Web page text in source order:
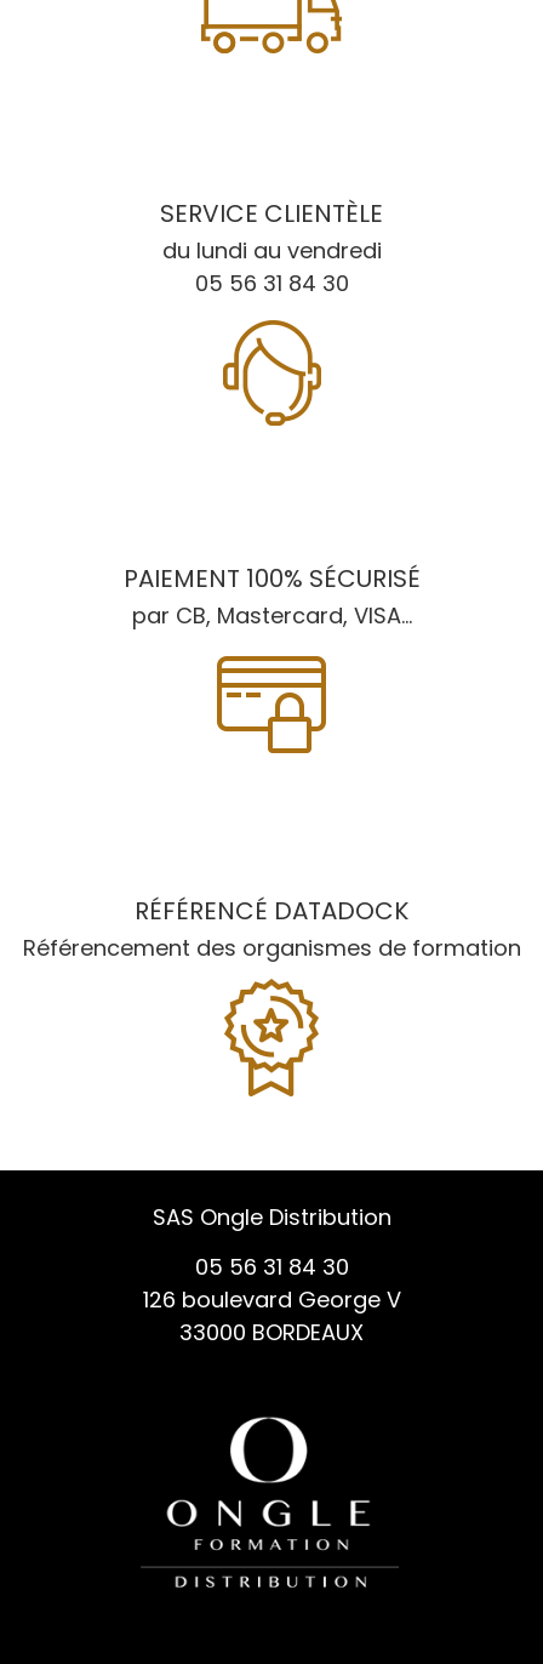
SERVICE CLIENTÈLE
du lundi au vendredi
05 56 31 84 30
PAIEMENT 100% SÉCURISÉ
par CB, Mastercard, VISA...
RÉFÉRENCÉ DATADOCK
Référencement des organismes de formation
SAS Ongle Distribution
05 56 31 84 30
126 boulevard George V
33000 BORDEAUX